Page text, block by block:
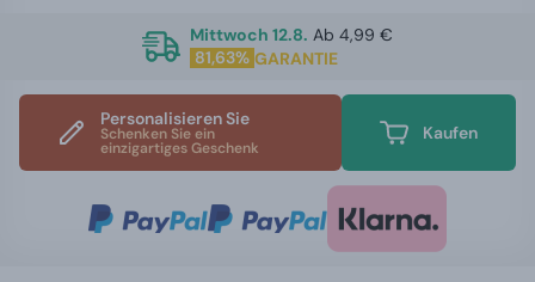
Mittwoch 12.8. Ab 4,99 €
81,63% GARANTIE
Personalisieren Sie
Schenken Sie ein
einzigartiges Geschenk
Kaufen